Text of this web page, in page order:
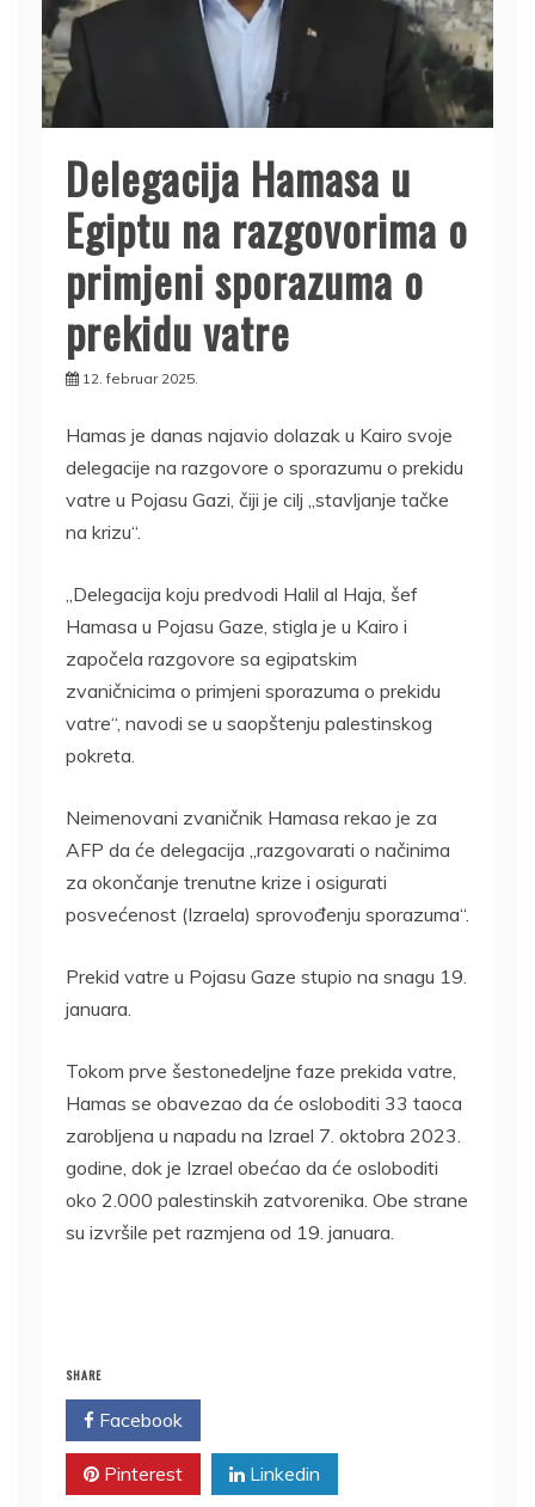
Delegacija Hamasa u
Egiptu na razgovorima o
primjeni sporazuma o
prekidu vatre
12. februar 2025.
Hamas je danas najavio dolazak u Kairo svoje
delegacije na razgovore o sporazumu o prekidu
vatre u Pojasu Gazi, čiji je cilj „stavljanje tačke
na krizu“.
„Delegacija koju predvodi Halil al Haja, šef
Hamasa u Pojasu Gaze, stigla je u Kairo i
započela razgovore sa egipatskim
zvaničnicima o primjeni sporazuma o prekidu
vatre“, navodi se u saopštenju palestinskog
pokreta.
Neimenovani zvaničnik Hamasa rekao je za
AFP da će delegacija „razgovarati o načinima
za okončanje trenutne krize i osigurati
posvećenost (Izraela) sprovođenju sporazuma“.
Prekid vatre u Pojasu Gaze stupio na snagu 19.
januara.
Tokom prve šestonedeljne faze prekida vatre,
Hamas se obavezao da će osloboditi 33 taoca
zarobljena u napadu na Izrael 7. oktobra 2023.
godine, dok je Izrael obećao da će osloboditi
oko 2.000 palestinskih zatvorenika. Obe strane
su izvršile pet razmjena od 19. januara.
SHARE
Facebook
Pinterest Linkedin